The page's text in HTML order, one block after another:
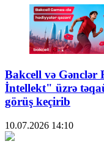
Bakcell və
İntellekt" üzrə
görüş keçirib
10.07.2026 14:10